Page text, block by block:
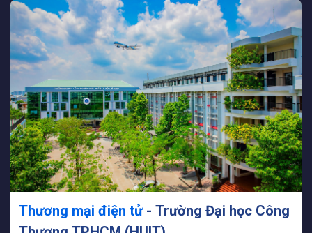
Thương mại điện tử - Trường Đại học Công